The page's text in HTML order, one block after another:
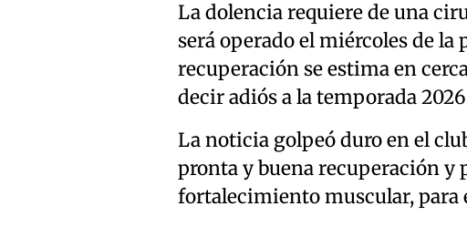
La dolencia requiere de una
será operado el miércoles de
recuperación se estima en
decir adiós a la temporada
La noticia golpeó duro en el
pronta y buena recuperación y
fortalecimiento muscular, para